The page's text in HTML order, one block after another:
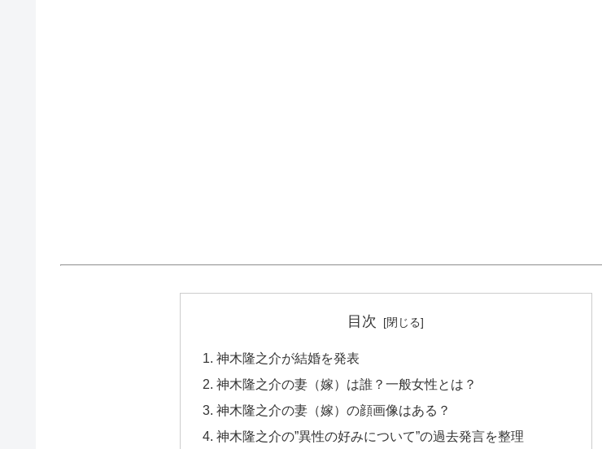
目次
神木隆之介が結婚を発表
神木隆之介の妻（嫁）は誰？一般女性とは？
神木隆之介の妻（嫁）の顔画像はある？
神木隆之介の”異性の好みについて”の過去発言を整理